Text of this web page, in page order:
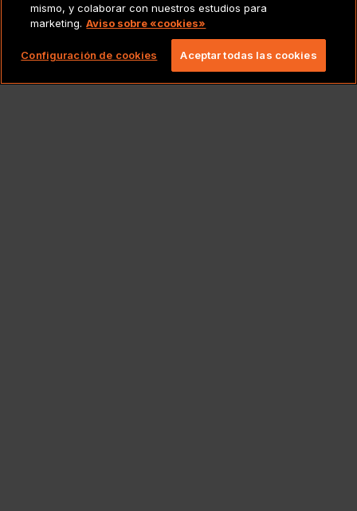
Copyright 2026 Lionbridge Technologies, LLC.
Todos los derechos reservados.
mismo, y colaborar con nuestros estudios para
marketing. Aviso sobre «cookies»
Configuración de cookies Aceptar todas las cookies